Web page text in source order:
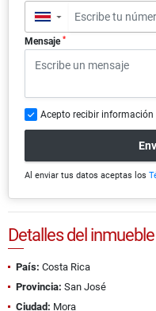
▼
Mensaje *
Acepto recibir
Al enviar tus datos aceptas los
Detalles del inmueble
País: Costa Rica
Provincia: San José
Ciudad: Mora